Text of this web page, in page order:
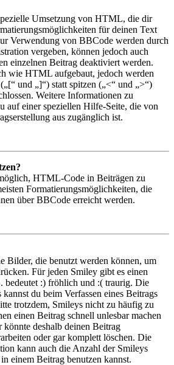
Umsetzung von HTML, die dir
für deinen Text
Verwendung von BBCode werden durch
vergeben, können jedoch auch
einzelnen Beitrag deaktiviert werden.
wie HTML aufgebaut, jedoch werden
und „]“) statt spitzen („<“ und „>“)
Weitere Informationen zu
auf einer speziellen Hilfe-Seite, die von
aus zugänglich ist.
HTML-Code in Beiträgen zu
Formatierungsmöglichkeiten, die
über BBCode erreicht werden.
Bilder, die benutzt werden können, um
Für jeden Smiley gibt es einen
bedeutet :) fröhlich und :( traurig. Die
du beim Verfassen eines Beitrags
trotzdem, Smileys nicht zu häufig zu
einen Beitrag schnell unlesbar machen
könnte deshalb deinen Beitrag
oder gar komplett löschen. Die
kann auch die Anzahl der Smileys
einem Beitrag benutzen kannst.